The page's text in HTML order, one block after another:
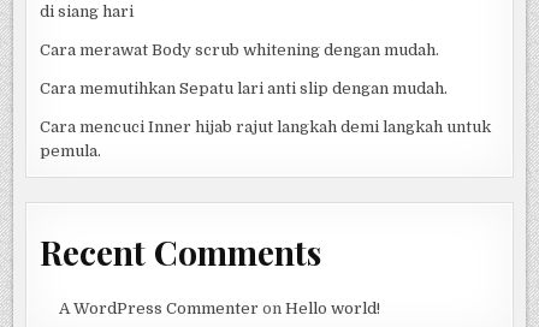
di siang hari
Cara merawat Body scrub whitening dengan mudah.
Cara memutihkan Sepatu lari anti slip dengan mudah.
Cara mencuci Inner hijab rajut langkah demi langkah untuk
pemula.
Recent Comments
A WordPress Commenter on Hello world!